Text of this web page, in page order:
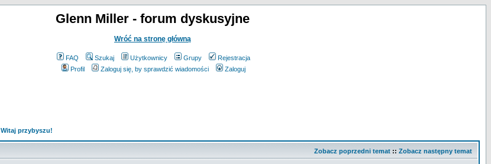
Glenn Miller - forum dyskusyjne
Wróć na stronę główną
FAQ Szukaj Użytkownicy Grupy
Rejestracja
Profil
Zaloguj się, by sprawdzić wiadomości Zaloguj
Witaj przybyszu!
Zobacz poprzedni temat :: Zobacz następny temat